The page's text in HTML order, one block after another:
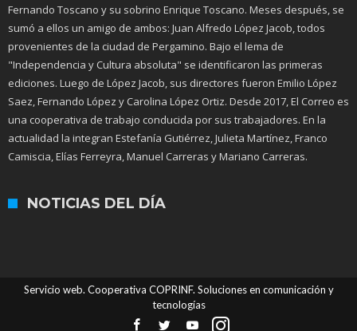
Fernando Toscano y su sobrino Enrique Toscano. Meses después, se
sumó a ellos un amigo de ambos: Juan Alfredo López Jacob, todos
provenientes de la ciudad de Pergamino. Bajo el lema de
"Independencia y Cultura absoluta" se identificaron las primeras
ediciones. Luego de López Jacob, sus directores fueron Emilio López
Saez, Fernando López y Carolina López Ortiz. Desde 2017, El Correo es
una cooperativa de trabajo conducida por sus trabajadores. En la
actualidad la integran Estefanía Gutiérrez, Julieta Martínez, Franco
Camiscia, Elías Ferreyra, Manuel Carreras y Mariano Carreras.
NOTICIAS DEL DÍA
Servicio web. Cooperativa COPRINF. Soluciones en comunicación y
tecnologías